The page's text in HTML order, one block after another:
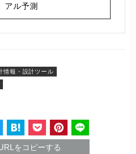
アル予測
情報・設計ツール
をコピーする